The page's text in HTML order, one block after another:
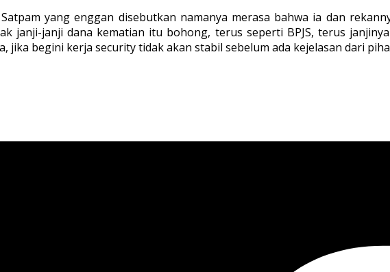
yang enggan disebutkan namanya merasa bahwa ia dan
janji-janji dana kematian itu bohong, terus seperti BPJS, terus
jika begini kerja security tidak akan stabil sebelum ada kejelasan dari